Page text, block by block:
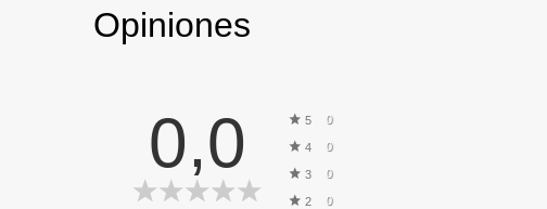
Opiniones
0,0 5 0
4 0
3 0
2 0